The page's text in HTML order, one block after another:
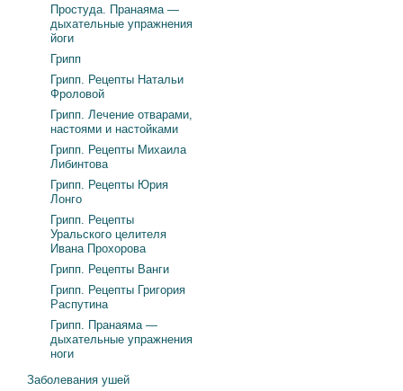
Простуда. Пранаяма —
дыхательные упражнения
йоги
Грипп
Грипп. Рецепты Натальи
Фроловой
Грипп. Лечение отварами,
настоями и настойками
Грипп. Рецепты Михаила
Либинтова
Грипп. Рецепты Юрия
Лонго
Грипп. Рецепты
Уральского целителя
Ивана Прохорова
Грипп. Рецепты Ванги
Грипп. Рецепты Григория
Распутина
Грипп. Пранаяма —
дыхательные упражнения
ноги
Заболевания ушей